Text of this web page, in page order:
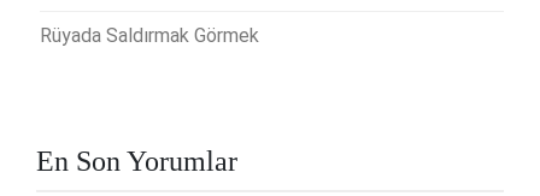
Rüyada Saldırmak Görmek
En Son Yorumlar